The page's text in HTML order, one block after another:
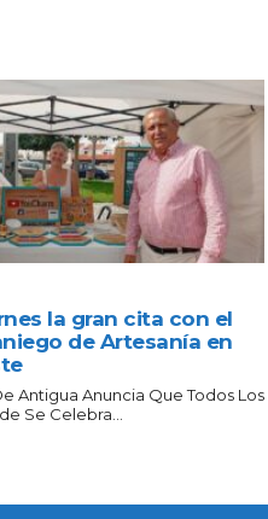
la gran cita con el
de Artesanía en
Antigua Anuncia Que Todos Los
Se Celebra...